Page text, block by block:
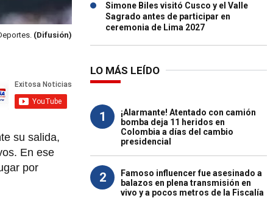
(Difusión)
su salida,
En ese
por
Simone Biles visitó Cusco y el Valle
Sagrado antes de participar en
ceremonia de Lima 2027
LO MÁS LEÍDO
1
¡Alarmante! Atentado con camión
bomba deja 11 heridos en
Colombia a días del cambio
presidencial
2
Famoso influencer fue asesinado a
balazos en plena transmisión en
vivo y a pocos metros de la Fiscalía